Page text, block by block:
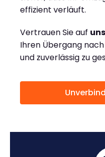
effizient verläuft.
Vertrauen Sie auf
Ihren Übergang
und zuverlässig zu